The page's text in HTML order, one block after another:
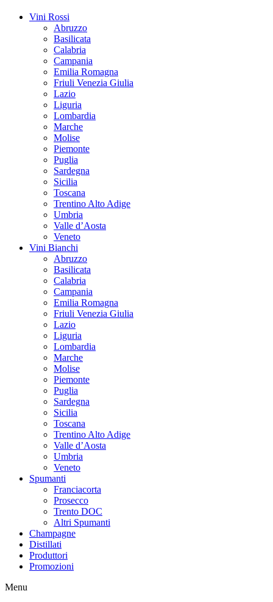
Vini Rossi
Abruzzo
Basilicata
Calabria
Campania
Emilia Romagna
Friuli Venezia Giulia
Lazio
Liguria
Lombardia
Marche
Molise
Piemonte
Puglia
Sardegna
Sicilia
Toscana
Trentino Alto Adige
Umbria
Valle d’Aosta
Veneto
Vini Bianchi
Abruzzo
Basilicata
Calabria
Campania
Emilia Romagna
Friuli Venezia Giulia
Lazio
Liguria
Lombardia
Marche
Molise
Piemonte
Puglia
Sardegna
Sicilia
Toscana
Trentino Alto Adige
Valle d’Aosta
Umbria
Veneto
Spumanti
Franciacorta
Prosecco
Trento DOC
Altri Spumanti
Champagne
Distillati
Produttori
Promozioni
Menu